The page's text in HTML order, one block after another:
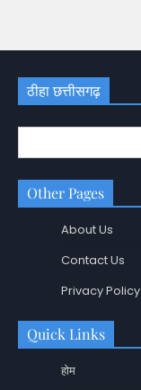
ठीहा छत्तीसगढ़
Other Pages
About Us
Contact Us
Privacy Policy
Quick Links
होम